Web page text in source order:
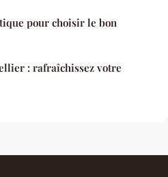
pour choisir le bon
: rafraîchissez votre